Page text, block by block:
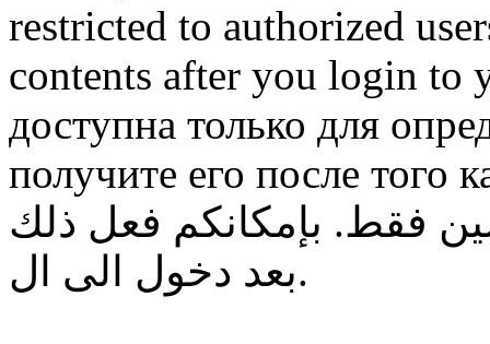
restricted to authorized
contents after you login to
доступна только для
получите его после того
فقط. بإمكانكم فعل ذلك
بعد دخول الى ال.